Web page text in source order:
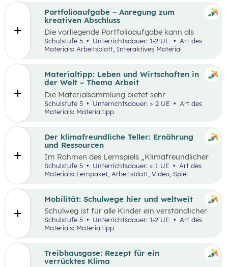
Treibhausgase: Rezept für ein
verrücktes Klima
Der klimafreundliche Teller: Ernährung
und Ressourcen
Im Rahmen des Lernspiels „Klimafreundlicher
Teller“ lernen die Schüler:innen
klimafreundlichere und klimaschädlichere
Lebensmittel (gemessen am Wasser- und CO2-
hohen Ressourcenverbrauch kennen.
Schulstufe 5 Unterrichtsdauer: < 1 UE
Materials: Lernpaket, Arbeitsblatt, Video, Spiel
Mobilität: Schulwege hier und weltweit
Schulweg ist für alle Kinder ein verständlicher
Begriff und eine weltweite Gemeinsamkeit.
Doch der Weg ist durch die Lage der Schule und
Schulstufe 5 Unterrichtsdauer: 1-2 UE
Art des
Materials: Materialtipp
Einstellungen und Verhaltensbereitschaften, die
sie in ökonomisch geprägten Lebenssituationen
benötigen. Diese sollen ihnen dabei helfen,
ökonomische Herausforderungen, Aufgaben
und Problemstellungen erkennen, analysieren,
beurteilen und erfolgreich bewältigen zu
Portfolioaufgabe – Anregung zum
kreativen Abschluss
Die vorliegende Portfolioaufgabe kann als
Abschluss des Kompetenzbereichs „Leben und
Wirtschaften im Hinblick auf nachhaltige
Schulstufe 5 Unterrichtsdauer: 1-2 UE
Art des
Materials: Arbeitsblatt, Interaktives Material
Materialtipp: Leben und Wirtschaften in
der Welt – Thema Arbeit
Die Materialsammlung bietet sehr
unterschiedliche Aspekte in Bezug auf das
Thema Arbeit für den Unterricht.
Schulstufe 5 Unterrichtsdauer: > 2 UE
Materials: Materialtipp